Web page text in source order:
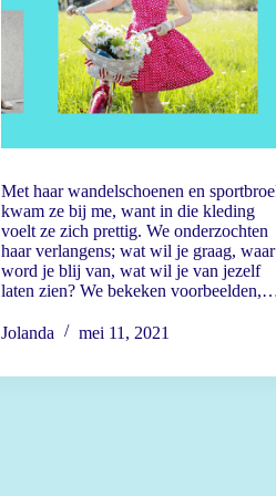
Met haar wandelschoenen en
kwam ze bij me, want in die kleding
voelt ze zich prettig. We onderzochten
haar verlangens; wat wil je graag, waar
word je blij van, wat wil je van jezelf
laten zien? We bekeken
Jolanda mei 11, 2021